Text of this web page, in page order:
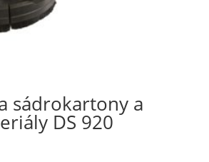
sádrokartony a
DS 920